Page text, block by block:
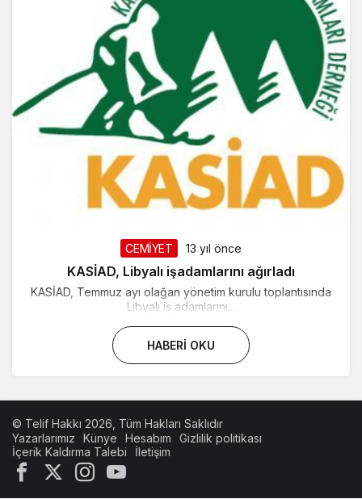
CEMİYET 13 yıl önce
KASİAD, Libyalı işadamlarını ağırladı
KASİAD, Temmuz ayı olağan yönetim kurulu toplantısında
Libyalı iş adamlarını...
HABERI OKU
© Telif Hakkı 2026, Tüm Hakları Saklıdır
Yazarlarımız
Künye Hesabım
Gizlilik politikası
İçerik Kaldırma Talebi
İletişim